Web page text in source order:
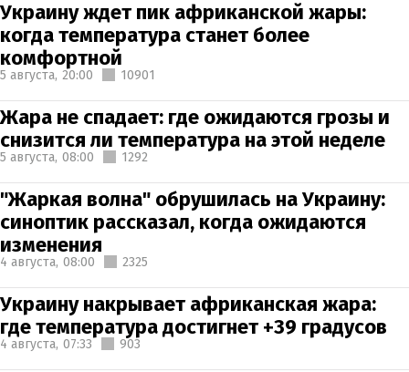
Украину ждет пик африканской жары:
когда температура станет более
комфортной
5 августа, 20:00 10901
Жара не спадает: где ожидаются грозы и
снизится ли температура на этой неделе
5 августа, 08:00 1292
"Жаркая волна" обрушилась на Украину:
синоптик рассказал, когда ожидаются
изменения
4 августа, 08:00 2325
Украину накрывает африканская жара:
где температура достигнет +39 градусов
4 августа, 07:33 903